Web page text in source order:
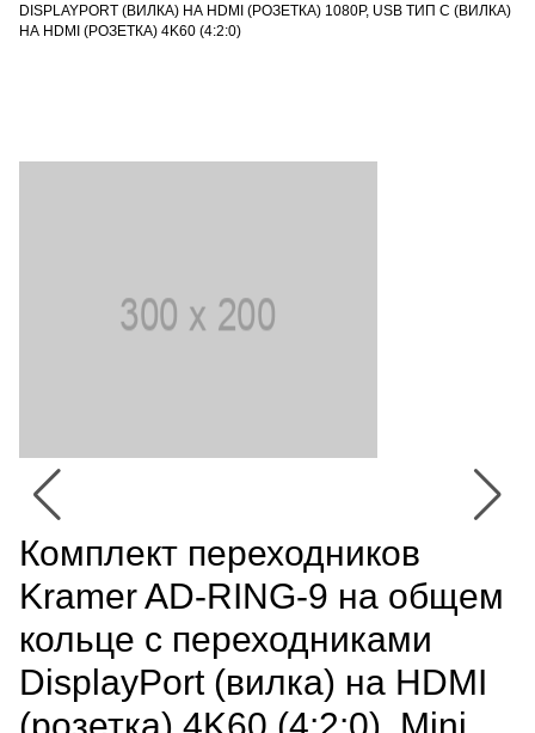
DISPLAYPORT (ВИЛКА) НА HDMI (РОЗЕТКА) 1080P, USB ТИП C (ВИЛКА)
НА HDMI (РОЗЕТКА) 4K60 (4:2:0)
Комплект переходников
Kramer AD-RING-9 на общем
кольце с переходниками
DisplayPort (вилка) на HDMI
(розетка) 4K60 (4:2:0), Mini